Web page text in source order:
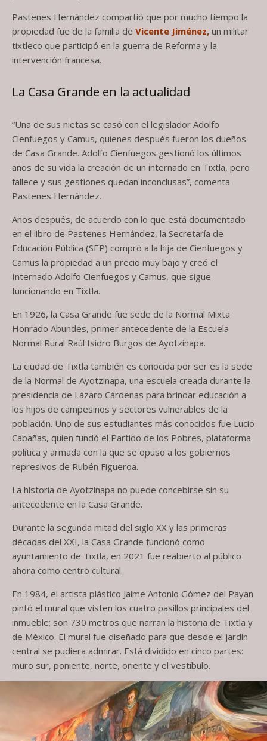
Pastenes Hernández compartió que por mucho tiempo la
propiedad fue de la familia de Vicente Jiménez, un militar
tixtleco que participó en la guerra de Reforma y la
intervención francesa.
La Casa Grande en la actualidad
“Una de sus nietas se casó con el legislador Adolfo
Cienfuegos y Camus, quienes después fueron los dueños
de Casa Grande. Adolfo Cienfuegos gestionó los últimos
años de su vida la creación de un internado en Tixtla, pero
fallece y sus gestiones quedan inconclusas”, comenta
Pastenes Hernández.
Años después, de acuerdo con lo que está documentado
en el libro de Pastenes Hernández, la Secretaría de
Educación Pública (SEP) compró a la hija de Cienfuegos y
Camus la propiedad a un precio muy bajo y creó el
Internado Adolfo Cienfuegos y Camus, que sigue
funcionando en Tixtla.
En 1926, la Casa Grande fue sede de la Normal Mixta
Honrado Abundes, primer antecedente de la Escuela
Normal Rural Raúl Isidro Burgos de Ayotzinapa.
La ciudad de Tixtla también es conocida por ser es la sede
de la Normal de Ayotzinapa, una escuela creada durante la
presidencia de Lázaro Cárdenas para brindar educación a
los hijos de campesinos y sectores vulnerables de la
población. Uno de sus estudiantes más conocidos fue Lucio
Cabañas, quien fundó el Partido de los Pobres, plataforma
política y armada con la que se opuso a los gobiernos
represivos de Rubén Figueroa.
La historia de Ayotzinapa no puede concebirse sin su
antecedente en la Casa Grande.
Durante la segunda mitad del siglo XX y las primeras
décadas del XXI, la Casa Grande funcionó como
ayuntamiento de Tixtla, en 2021 fue reabierto al público
ahora como centro cultural.
En 1984, el artista plástico Jaime Antonio Gómez del Payan
pintó el mural que visten los cuatro pasillos principales del
inmueble; son 730 metros que narran la historia de Tixtla y
de México. El mural fue diseñado para que desde el jardín
central se pudiera admirar. Está dividido en cinco partes:
muro sur, poniente, norte, oriente y el vestíbulo.